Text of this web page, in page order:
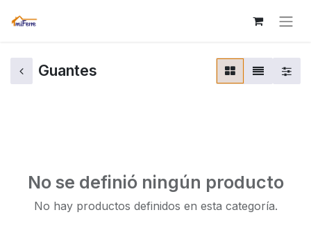
Guantes
No se definió ningún producto
No hay productos definidos en esta categoría.